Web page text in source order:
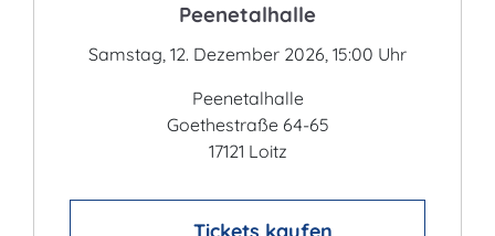
Peenetalhalle
Samstag, 12. Dezember 2026, 15:00 Uhr
Peenetalhalle
Goethestraße 64-65
17121 Loitz
Tickets kaufen